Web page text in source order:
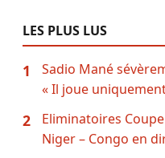
LES PLUS LUS
1
Sadio Mané
« Il joue
2
Eliminatoires
Niger – Congo en